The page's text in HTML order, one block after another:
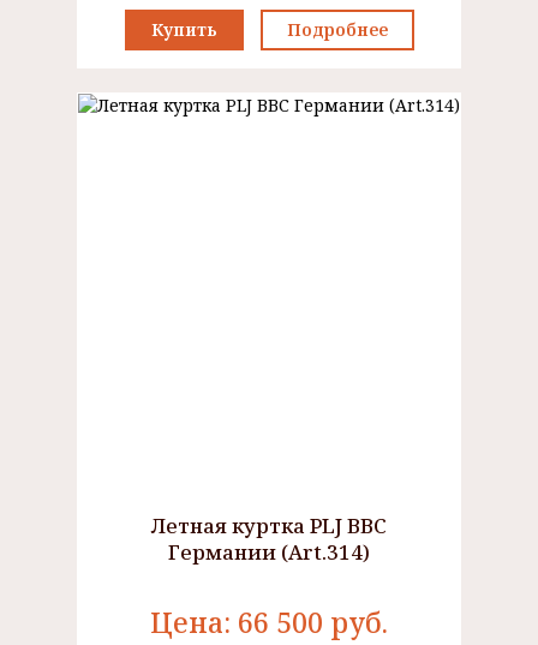
Купить Подробнее
Летная куртка PLJ ВВС
Германии (Art.314)
Цена: 66 500 руб.